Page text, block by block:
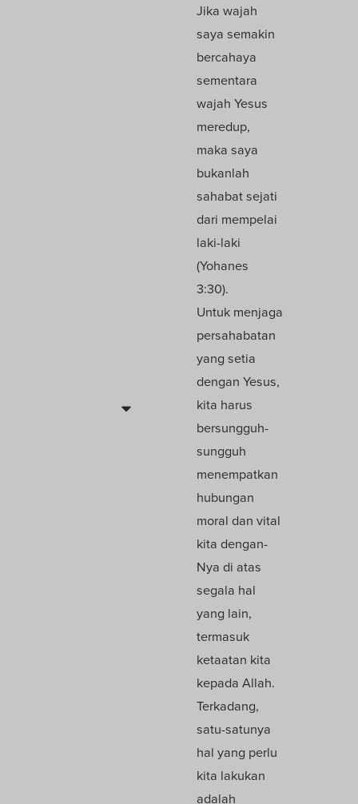
Jika wajah
saya semakin
bercahaya
sementara
wajah Yesus
meredup,
maka saya
bukanlah
sahabat sejati
dari mempelai
laki-laki
(Yohanes
3:30).
Untuk menjaga
persahabatan
yang setia
dengan Yesus,
kita harus
bersungguh-
sungguh
menempatkan
hubungan
moral dan vital
kita dengan-
Nya di atas
segala hal
yang lain,
termasuk
ketaatan kita
kepada Allah.
Terkadang,
satu-satunya
hal yang perlu
kita lakukan
adalah